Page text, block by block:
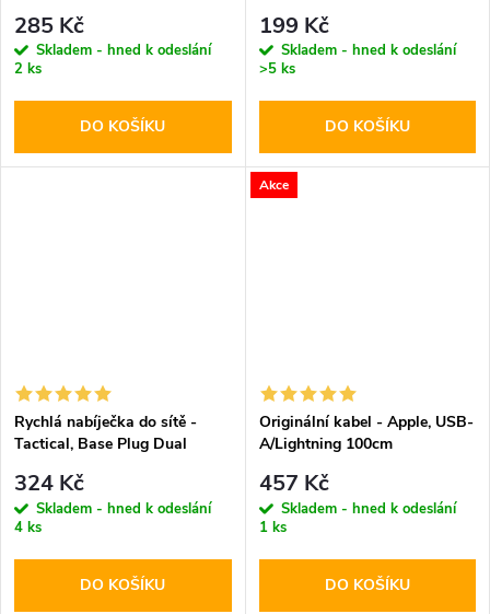
285 Kč
Skladem - hned k odeslání
2 ks
DO KOŠÍKU
199 Kč
Skladem - hned k odeslání
>5 ks
DO KOŠÍKU
Rychlá nabíječka do sítě -
Tactical, Base Plug Dual
324 Kč
Skladem - hned k odeslání
4 ks
DO KOŠÍKU
Akce
Originální kabel - Apple, USB-
A/Lightning 100cm
457 Kč
Skladem - hned k odeslání
1 ks
DO KOŠÍKU